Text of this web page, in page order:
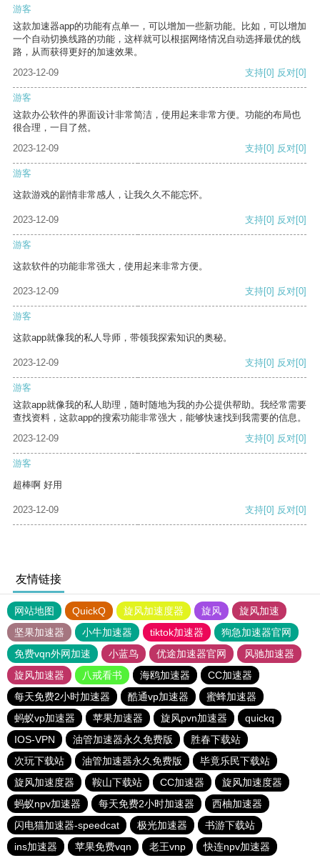
游客
这款加速器app的功能有点单一，可以增加一些新功能。比如，可以增加
一个自动切换线路的功能，这样就可以根据网络情况自动选择最优的线
路，从而获得更好的加速效果。
2023-12-09
支持[0] 反对[0]
游客
这款办公软件的界面设计非常简洁，使用起来非常方便。功能的布局也
很合理，一目了然。
2023-12-09
支持[0] 反对[0]
游客
这款游戏的剧情非常感人，让我久久不能忘怀。
2023-12-09 支持[0] 反对[0]
游客
这款软件的功能非常强大，使用起来非常方便。
2023-12-09 支持[0] 反对[0]
游客
这款app就像我的私人导师，带领我探索知识的奥秘。
2023-12-09 支持[0] 反对[0]
游客
这款app就像我的私人助理，随时随地为我的办公提供帮助。我经常需要
查找资料，这款app的搜索功能非常强大，能够快速找到我需要的信息。
2023-12-09
支持[0] 反对[0]
游客
超棒啊 好用
2023-12-09 支持[0] 反对[0]
友情链接
网站地图 QuickQ 旋风加速度器 旋风
旋风加速
坚果加速器
小牛加速器 tiktok加速器
狗急加速器官网
免费vqn外网加速
小蓝鸟 优途加速器官网
风驰加速器
旋风加速器
八戒看书 海鸥加速器
CC加速器
每天免费2小时加速器
酷通vp加速器
蜜蜂加速器
蚂蚁vp加速器
苹果加速器 旋风pvn加速器
quickq
IOS-VPN
油管加速器永久免费版
胜春下载站
次玩下载站
油管加速器永久免费版
毕竟乐民下载站
旋风加速度器
鞍山下载站 CC加速器
旋风加速度器
蚂蚁npv加速器
每天免费2小时加速器
西柚加速器
闪电猫加速器-speedcat
极光加速器
书游下载站
ins加速器
苹果免费vqn 老王vnp 快连npv加速器